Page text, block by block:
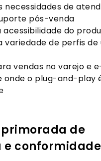
necessidades de
pós-venda
acessibilidade do
variedade de perfis de
vendas no varejo e
onde o plug-and-play
de
e conformidade